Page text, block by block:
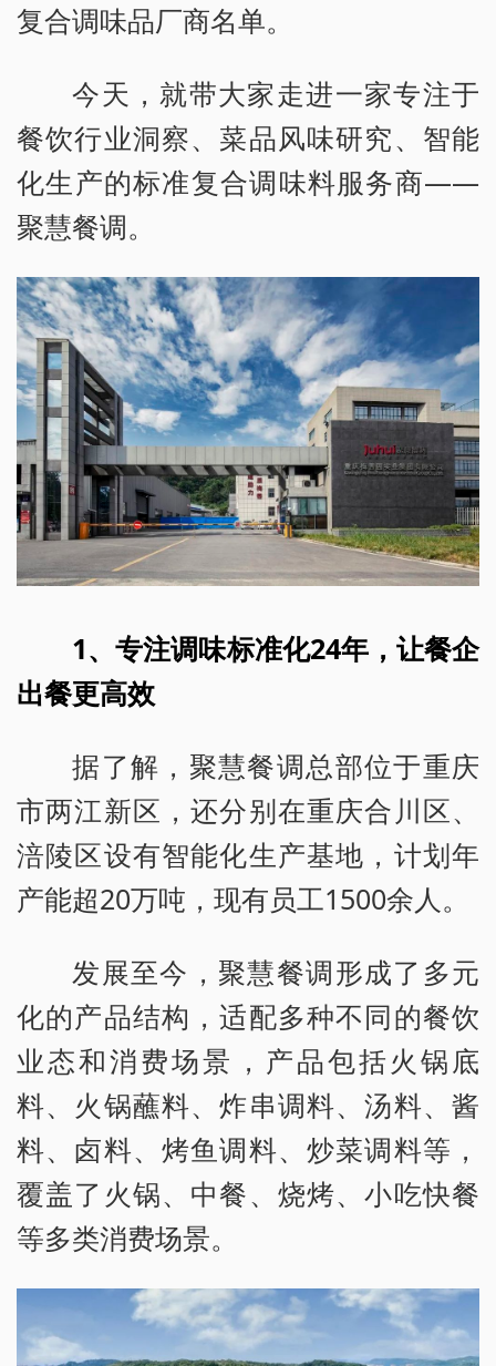
复合调味品厂商名单。
今天，就带大家走进一家专注于
餐饮行业洞察、菜品风味研究、智能
化生产的标准复合调味料服务商——
聚慧餐调。
1、专注调味标准化24年，让餐企
出餐更高效
据了解，聚慧餐调总部位于重庆
市两江新区，还分别在重庆合川区、
涪陵区设有智能化生产基地，计划年
产能超20万吨，现有员工1500余人。
发展至今，聚慧餐调形成了多元
化的产品结构，适配多种不同的餐饮
业态和消费场景，产品包括火锅底
料、火锅蘸料、炸串调料、汤料、酱
料、卤料、烤鱼调料、炒菜调料等，
覆盖了火锅、中餐、烧烤、小吃快餐
等多类消费场景。